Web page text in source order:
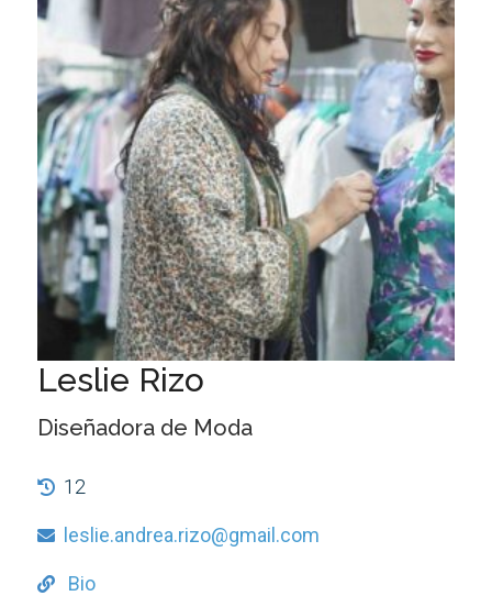
Leslie Rizo
Diseñadora de Moda
12
leslie.andrea.rizo@gmail.com
Bio